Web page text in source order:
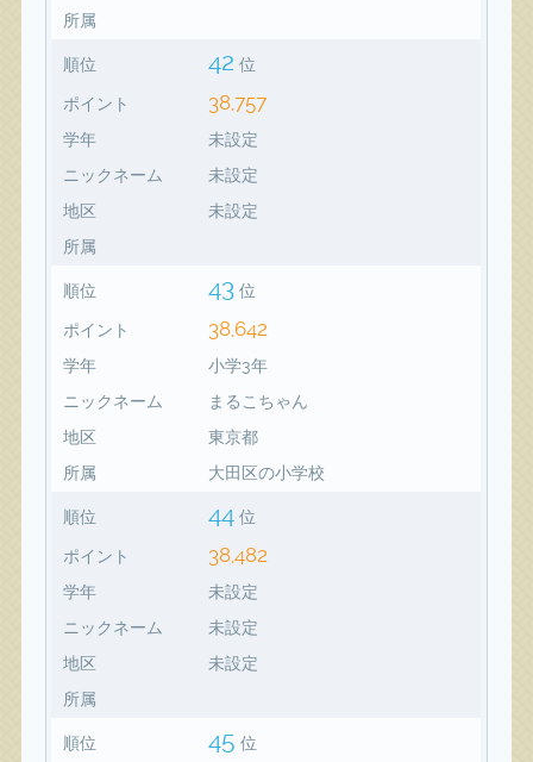
所属
順位 42 位
ポイント 38,757
学年
未設定
ニックネーム
未設定
地区
未設定
所属
順位 43 位
ポイント 38,642
学年
小学3年
ニックネーム
まるこちゃん
地区
東京都
所属
大田区の小学校
順位 44 位
ポイント 38,482
学年
未設定
ニックネーム
未設定
地区
未設定
所属
順位 45 位